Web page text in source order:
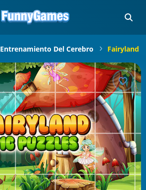
Entrenamiento Del Cerebro Fairyland